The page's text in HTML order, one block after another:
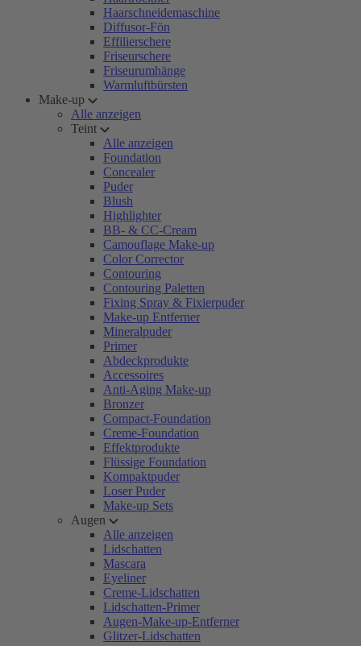
Haarschneidemaschine
Diffusor-Fön
Effilierschere
Friseurschere
Friseurumhänge
Warmluftbürsten
Make-up
Alle anzeigen
Teint
Alle anzeigen
Foundation
Concealer
Puder
Blush
Highlighter
BB- & CC-Cream
Camouflage Make-up
Color Corrector
Contouring
Contouring Paletten
Fixing Spray & Fixierpuder
Make-up Entferner
Mineralpuder
Primer
Abdeckprodukte
Accessoires
Anti-Aging Make-up
Bronzer
Compact-Foundation
Creme-Foundation
Effektprodukte
Flüssige Foundation
Kompaktpuder
Loser Puder
Make-up Sets
Augen
Alle anzeigen
Lidschatten
Mascara
Eyeliner
Creme-Lidschatten
Lidschatten-Primer
Augen-Make-up-Entferner
Glitzer-Lidschatten